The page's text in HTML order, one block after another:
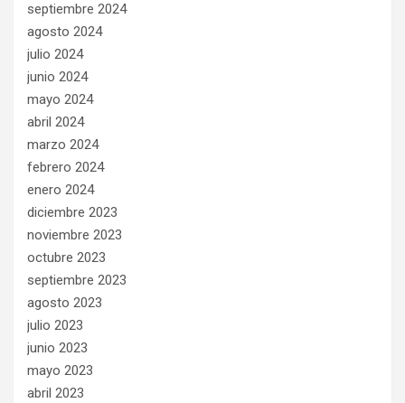
septiembre 2024
agosto 2024
julio 2024
junio 2024
mayo 2024
abril 2024
marzo 2024
febrero 2024
enero 2024
diciembre 2023
noviembre 2023
octubre 2023
septiembre 2023
agosto 2023
julio 2023
junio 2023
mayo 2023
abril 2023